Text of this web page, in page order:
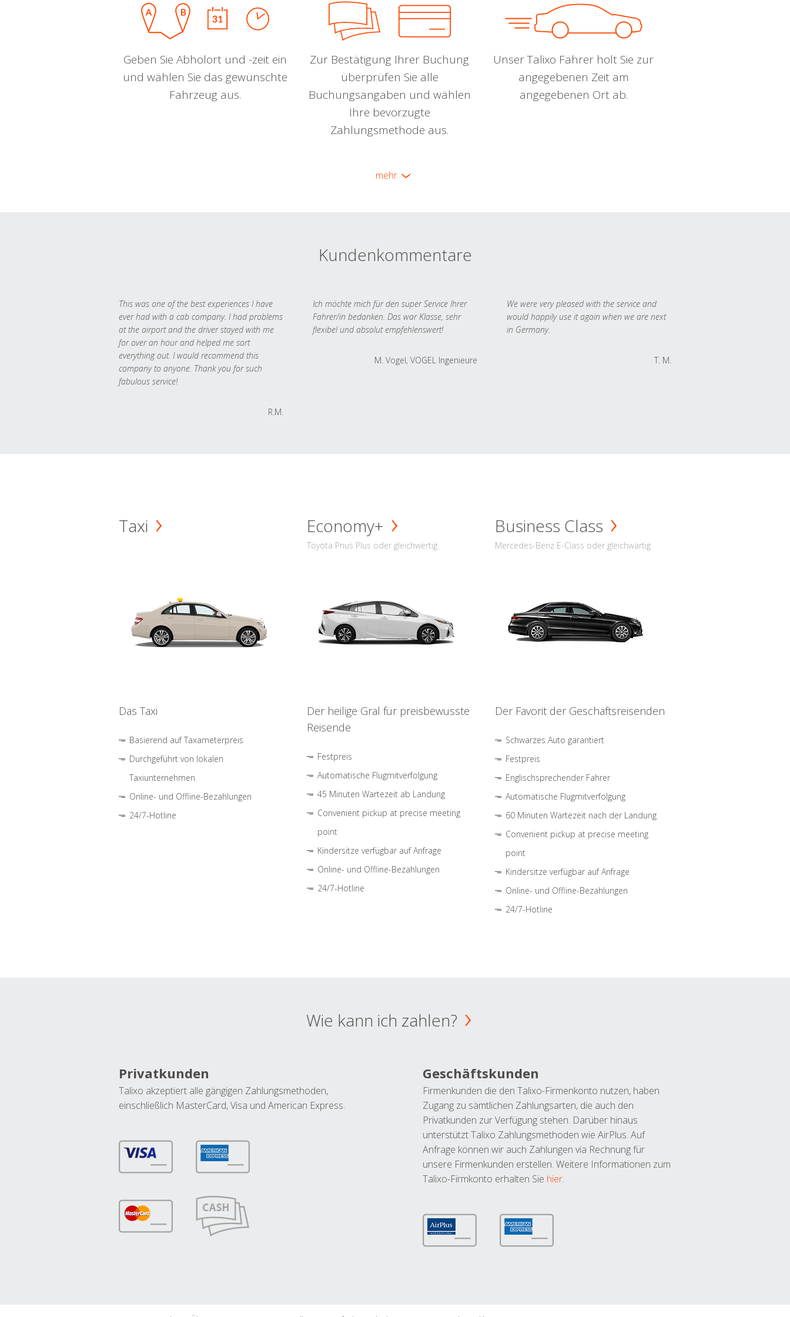
Geben Sie Abholort und -zeit ein
und wählen Sie das gewünschte
Fahrzeug aus.
Zur Bestätigung Ihrer Buchung
überprüfen Sie alle
Buchungsangaben und wählen
Ihre bevorzugte
Zahlungsmethode aus.
Unser Talixo Fahrer holt Sie zur
angegebenen Zeit am
angegebenen Ort ab.
mehr
Kundenkommentare
This was one of the best experiences I have
ever had with a cab company. I had problems
at the airport and the driver stayed with me
for over an hour and helped me sort
everything out. I would recommend this
company to anyone. Thank you for such
fabulous service!
R.M.
Ich möchte mich für den super Service Ihrer
Fahrer/in bedanken. Das war Klasse, sehr
flexibel und absolut empfehlenswert!
M. Vogel, VOGEL Ingenieure
We were very pleased with the service and
would happily use it again when we are next
in Germany.
T. M.
Taxi
Das Taxi
Basierend auf Taxameterpreis
Durchgeführt von lokalen
Taxiunternehmen
Online- und Offline-Bezahlungen
24/7-Hotline
Economy+
Toyota Prius Plus oder gleichwertig
Der heilige Gral für preisbewusste
Reisende
Festpreis
Automatische Flugmitverfolgung
45 Minuten Wartezeit ab Landung
Convenient pickup at precise meeting
point
Kindersitze verfügbar auf Anfrage
Online- und Offline-Bezahlungen
24/7-Hotline
Business Class
Mercedes-Benz E-Class oder gleichwärtig
Der Favorit der Geschäftsreisenden
Schwarzes Auto garantiert
Festpreis
Englischsprechender Fahrer
Automatische Flugmitverfolgung
60 Minuten Wartezeit nach der Landung
Convenient pickup at precise meeting
point
Kindersitze verfügbar auf Anfrage
Online- und Offline-Bezahlungen
24/7-Hotline
Wie kann ich zahlen?
Privatkunden
Talixo akzeptiert alle gängigen Zahlungsmethoden,
einschließlich MasterCard, Visa und American Express.
Geschäftskunden
Firmenkunden die den Talixo-Firmenkonto nutzen, haben
Zugang zu sämtlichen Zahlungsarten, die auch den
Privatkunden zur Verfügung stehen. Darüber hinaus
unterstützt Talixo Zahlungsmethoden wie AirPlus. Auf
Anfrage können wir auch Zahlungen via Rechnung für
unsere Firmenkunden erstellen. Weitere Informationen zum
Talixo-Firmkonto erhalten Sie hier.